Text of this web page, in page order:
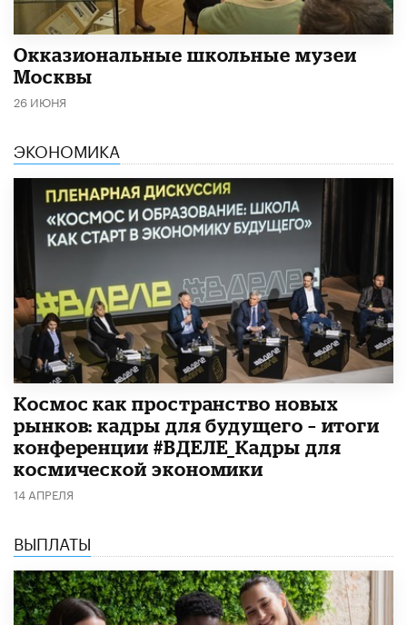
​Окказиональные школьные музеи
Москвы
26 ИЮНЯ
ЭКОНОМИКА
Космос как пространство новых
рынков: кадры для будущего – итоги
конференции #ВДЕЛЕ_Кадры для
космической экономики
14 АПРЕЛЯ
ВЫПЛАТЫ